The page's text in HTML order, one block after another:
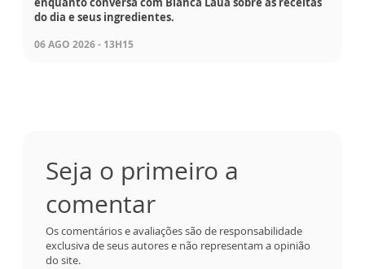
do dia e seus ingredientes.
06 AGO 2026 - 13H15
Seja o primeiro a
comentar
Os comentários e avaliações são de responsabilidade
exclusiva de seus autores e não representam a opinião
do site.